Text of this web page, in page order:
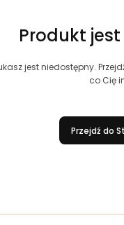
Produkt
jest niedostępny.
co Cię
Przejdź do